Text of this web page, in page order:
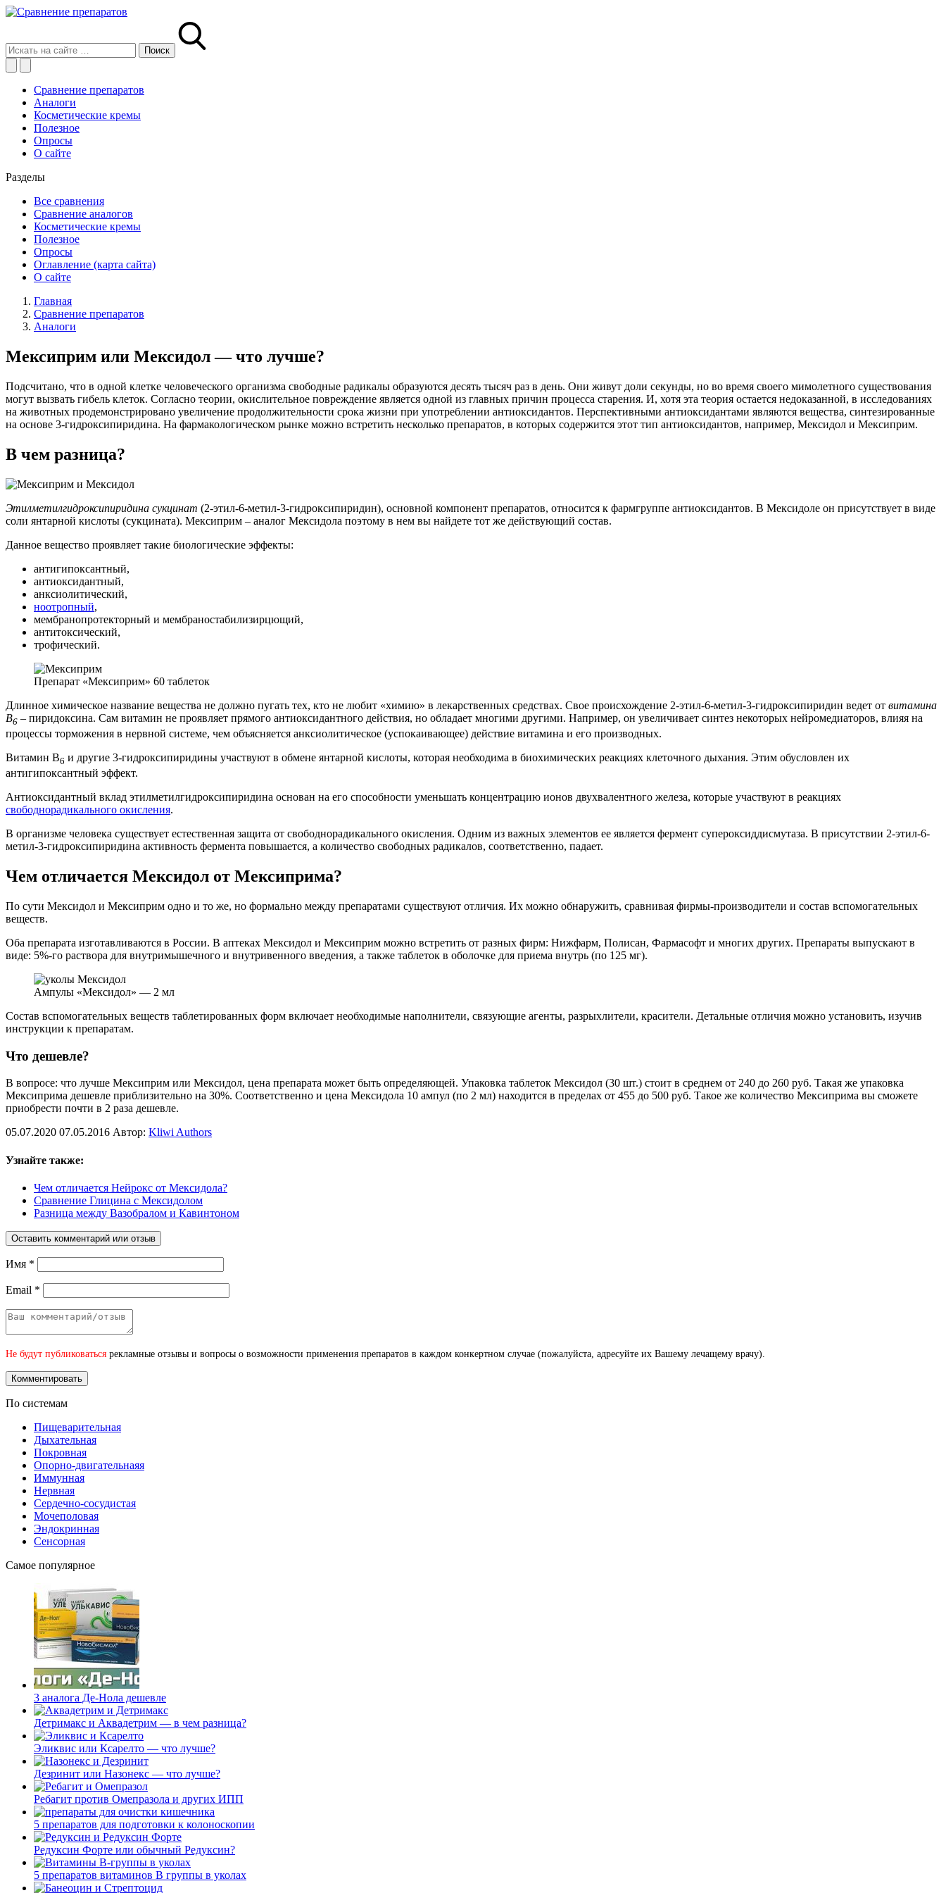
Сравнение препаратов
Аналоги
Косметические кремы
Полезное
Опросы
О сайте
Разделы
Все сравнения
Сравнение аналогов
Косметические кремы
Полезное
Опросы
Оглавление (карта сайта)
О сайте
Главная
Сравнение препаратов
Аналоги
Мексиприм или Мексидол — что лучше?
Подсчитано, что в одной клетке человеческого организма свободные радикалы образуются десять тысяч раз в день. Они живут доли секунды, но во время своего мимолетного существования
могут вызвать гибель клеток. Согласно теории, окислительное повреждение является одной из главных причин процесса старения. И, хотя эта теория остается недоказанной, в исследованиях
на животных продемонстрировано увеличение продолжительности срока жизни при употреблении антиоксидантов. Перспективными антиоксидантами являются вещества, синтезированные
на основе 3-гидроксипиридина. На фармакологическом рынке можно встретить несколько препаратов, в которых содержится этот тип антиоксидантов, например, Мексидол и Мексиприм.
В чем разница?
Этилметилгидроксипиридина сукцинат (2-этил-6-метил-3-гидроксипиридин), основной компонент препаратов, относится к фармгруппе антиоксидантов. В Мексидоле он присутствует в виде
соли янтарной кислоты (сукцината). Мексиприм – аналог Мексидола поэтому в нем вы найдете тот же действующий состав.
Данное вещество проявляет такие биологические эффекты:
антигипоксантный,
антиоксидантный,
анксиолитический,
ноотропный,
мембранопротекторный и мембраностабилизирцющий,
антитоксический,
трофический.
Препарат «Мексиприм» 60 таблеток
Длинное химическое название вещества не должно пугать тех, кто не любит «химию» в лекарственных средствах. Свое происхождение 2-этил-6-метил-3-гидроксипиридин ведет от витамина
В6 – пиридоксина. Сам витамин не проявляет прямого антиоксидантного действия, но обладает многими другими. Например, он увеличивает синтез некоторых нейромедиаторов, влияя на
процессы торможения в нервной системе, чем объясняется анксиолитическое (успокаивающее) действие витамина и его производных.
Витамин В6 и другие 3-гидроксипиридины участвуют в обмене янтарной кислоты, которая необходима в биохимических реакциях клеточного дыхания. Этим обусловлен их
антигипоксантный эффект.
Антиоксидантный вклад этилметилгидроксипиридина основан на его способности уменьшать концентрацию ионов двухвалентного железа, которые участвуют в реакциях
свободнорадикального окисления.
В организме человека существует естественная защита от свободнорадикального окисления. Одним из важных элементов ее является фермент супероксиддисмутаза. В присутствии 2-этил-6-
метил-3-гидроксипиридина активность фермента повышается, а количество свободных радикалов, соответственно, падает.
Чем отличается Мексидол от Мексиприма?
По сути Мексидол и Мексиприм одно и то же, но формально между препаратами существуют отличия. Их можно обнаружить, сравнивая фирмы-производители и состав вспомогательных
веществ.
Оба препарата изготавливаются в России. В аптеках Мексидол и Мексиприм можно встретить от разных фирм: Нижфарм, Полисан, Фармасофт и многих других. Препараты выпускают в
виде: 5%-го раствора для внутримышечного и внутривенного введения, а также таблеток в оболочке для приема внутрь (по 125 мг).
Ампулы «Мексидол» — 2 мл
Состав вспомогательных веществ таблетированных форм включает необходимые наполнители, связующие агенты, разрыхлители, красители. Детальные отличия можно установить, изучив
инструкции к препаратам.
Что дешевле?
В вопросе: что лучше Мексиприм или Мексидол, цена препарата может быть определяющей. Упаковка таблеток Мексидол (30 шт.) стоит в среднем от 240 до 260 руб. Такая же упаковка
Мексиприма дешевле приблизительно на 30%. Соответственно и цена Мексидола 10 ампул (по 2 мл) находится в пределах от 455 до 500 руб. Такое же количество Мексиприма вы сможете
приобрести почти в 2 раза дешевле.
05.07.2020 07.05.2016 Автор: Kliwi Authors
Узнайте также:
Чем отличается Нейрокс от Мексидола?
Сравнение Глицина с Мексидолом
Разница между Вазобралом и Кавинтоном
Оставить комментарий или отзыв
Имя *
Email *
Не будут публиковаться рекламные отзывы и вопросы о возможности применения препаратов в каждом конкертном случае (пожалуйста, адресуйте их Вашему лечащему врачу).
По системам
Пищеварительная
Дыхательная
Покровная
Опорно-двигательнаяя
Иммунная
Нервная
Сердечно-сосудистая
Мочеполовая
Эндокринная
Сенсорная
Самое популярное
3 аналога Де-Нола дешевле
Детримакс и Аквадетрим — в чем разница?
Эликвис или Ксарелто — что лучше?
Дезринит или Назонекс — что лучше?
Ребагит против Омепразола и других ИПП
5 препаратов для подготовки к колоноскопии
Редуксин Форте или обычный Редуксин?
5 препаратов витаминов В группы в уколах